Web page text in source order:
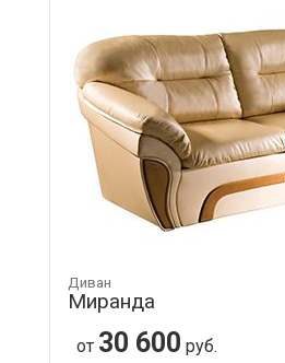
Диван
Миранда
от 30 600 руб.